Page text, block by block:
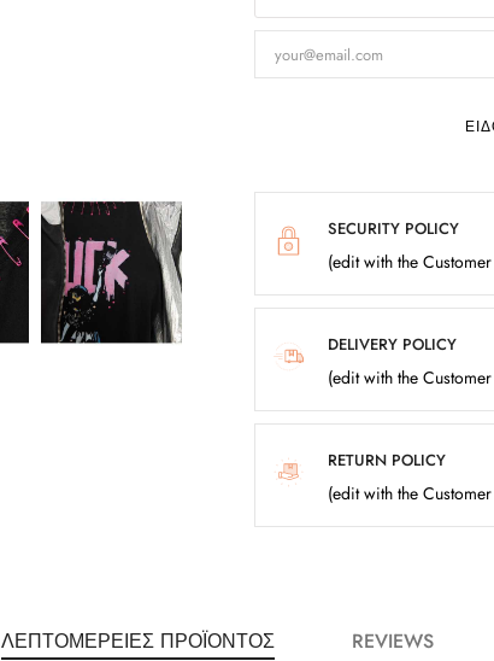
SECURITY POLICY
(edit with the
DELIVERY POLICY
(edit with the
RETURN POLICY
(edit with the
ΛΕΠΤΟΜΈΡΕΙΕΣ ΠΡΟΪΌΝΤΟΣ REVIEWS